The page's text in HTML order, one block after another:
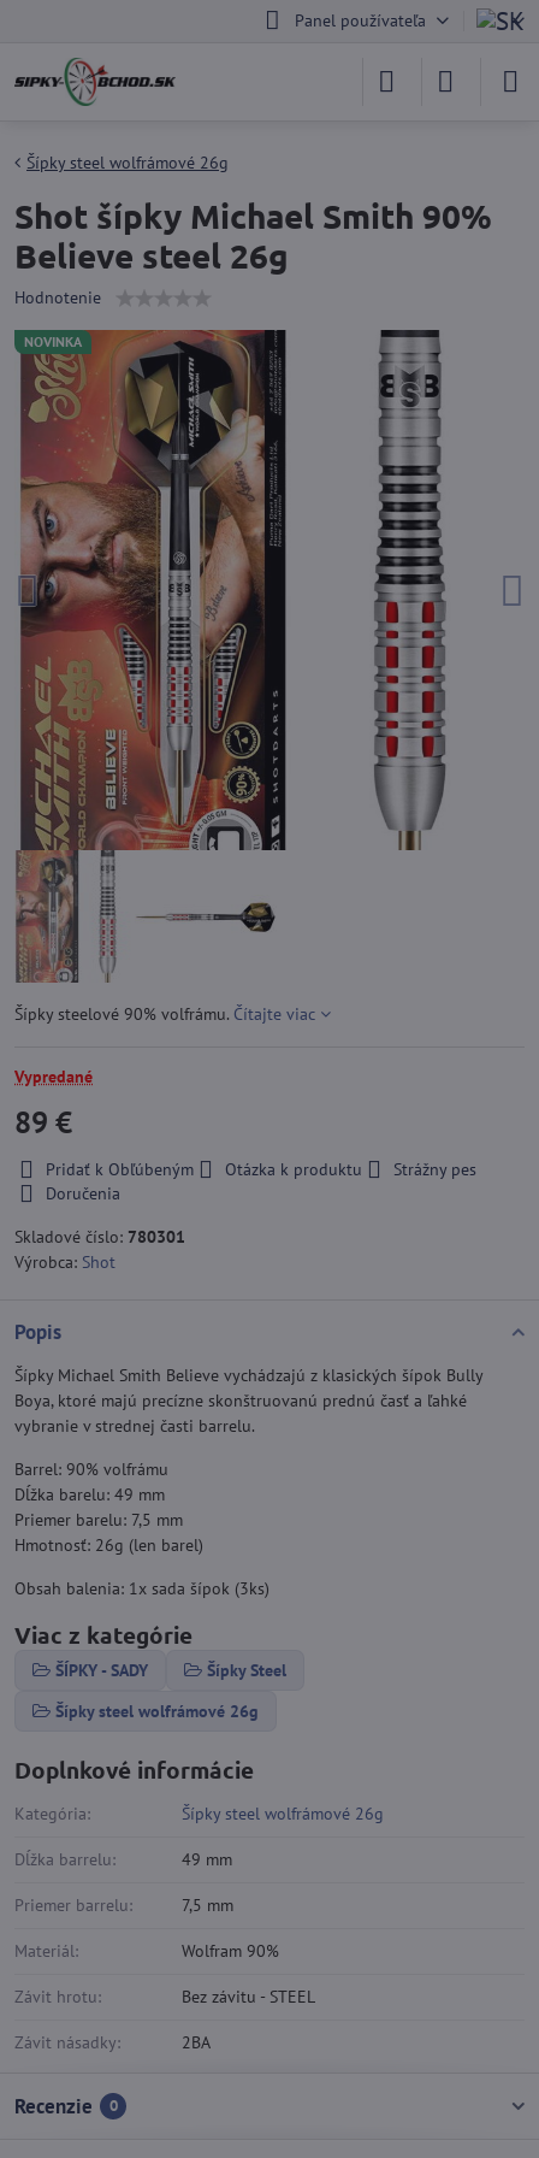
Panel používateľa
NOVINKA
Šípky steel wolfrámové 26g
Shot šípky Michael Smith 90%
Believe steel 26g
Hodnotenie
Šípky steelové 90% volfrámu. Čítajte viac
Vypredané
89 €
Pridať k Obľúbeným Otázka k produktu
Strážny pes
Doručenia
Skladové číslo: 780301
Výrobca: Shot
Popis
Šípky Michael Smith Believe vychádzajú z klasických šípok Bully
Boya, ktoré majú precízne skonštruovanú prednú časť a ľahké
vybranie v strednej časti barrelu.
Barrel: 90% volfrámu
Dĺžka barelu: 49 mm
Priemer barelu: 7,5 mm
Hmotnosť: 26g (len barel)
Obsah balenia: 1x sada šípok (3ks)
Viac z kategórie
ŠÍPKY - SADY
Šípky Steel
Šípky steel wolfrámové 26g
Doplnkové informácie
Kategória: Šípky steel wolfrámové 26g
Dĺžka barrelu: 49 mm
Priemer barrelu: 7,5 mm
Materiál: Wolfram 90%
Závit hrotu: Bez závitu - STEEL
Závit násadky: 2BA
Recenzie 0